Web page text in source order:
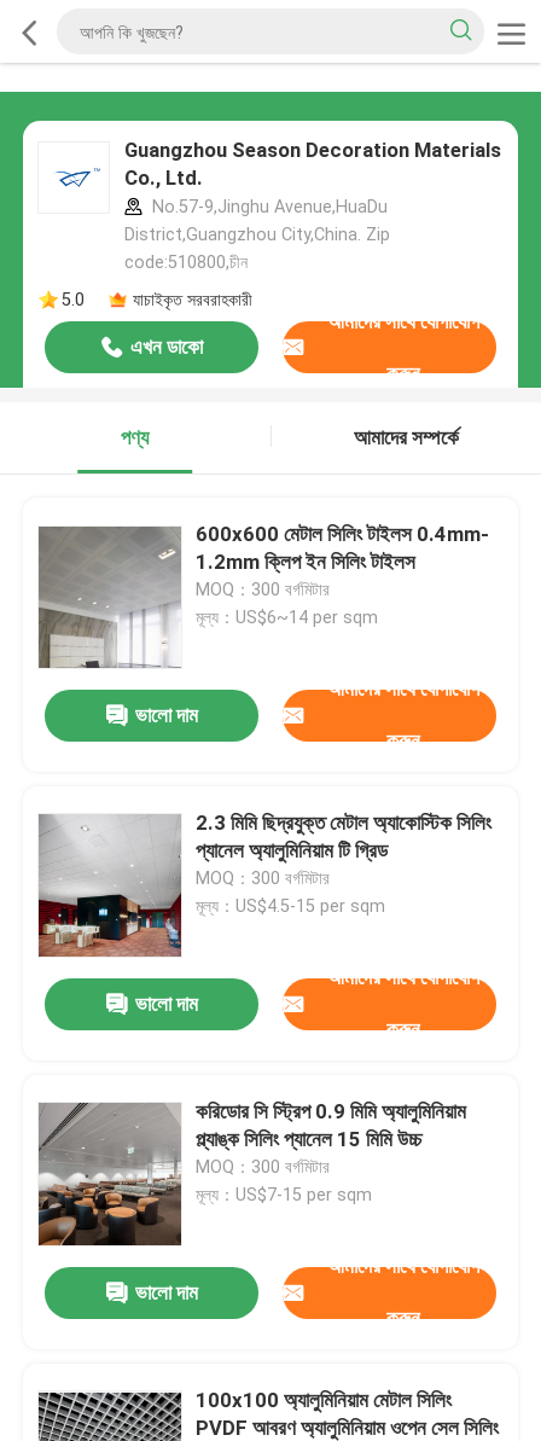
Guangzhou Season Decoration Materials
Co., Ltd.
No.57-9,Jinghu Avenue,HuaDu
District,Guangzhou City,China. Zip
code:510800,চীন
5.0
যাচাইকৃত সরবরাহকারী
এখন ডাকো
আমাদের সাথে যোগাযোগ
করুন
পণ্য আমাদের সম্পর্কে
600x600 মেটাল সিলিং টাইলস 0.4mm-
1.2mm ক্লিপ ইন সিলিং টাইলস
MOQ：300 বর্গমিটার
মূল্য：US$6~14 per sqm
ভালো দাম
আমাদের সাথে যোগাযোগ
করুন
2.3 মিমি ছিদ্রযুক্ত মেটাল অ্যাকোস্টিক সিলিং
প্যানেল অ্যালুমিনিয়াম টি গ্রিড
MOQ：300 বর্গমিটার
মূল্য：US$4.5-15 per sqm
ভালো দাম
আমাদের সাথে যোগাযোগ
করুন
করিডোর সি স্ট্রিপ 0.9 মিমি অ্যালুমিনিয়াম
প্ল্যাঙ্ক সিলিং প্যানেল 15 মিমি উচ্চ
MOQ：300 বর্গমিটার
মূল্য：US$7-15 per sqm
ভালো দাম
আমাদের সাথে যোগাযোগ
করুন
100x100 অ্যালুমিনিয়াম মেটাল সিলিং
PVDF আবরণ অ্যালুমিনিয়াম ওপেন সেল সিলিং